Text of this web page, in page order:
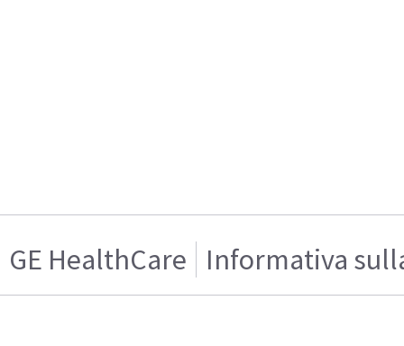
GE HealthCare Informativa